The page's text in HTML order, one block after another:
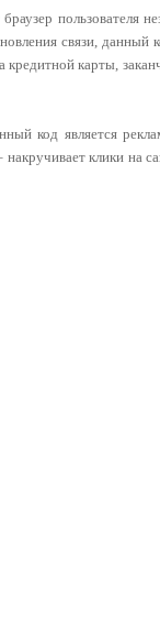
пользователя
связи, данный
карты,
код является
клики на